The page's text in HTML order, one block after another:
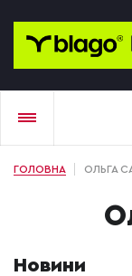
ГОЛОВНА ОЛЬГА
Новини